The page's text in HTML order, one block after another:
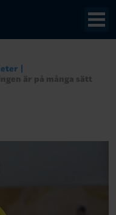
är på många sätt